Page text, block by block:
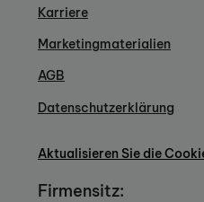
Karriere
Marketingmaterialien
AGB
Datenschutzerklärung
Aktualisieren Sie die
Firmensitz: